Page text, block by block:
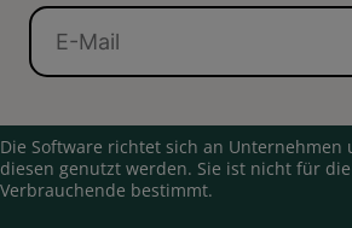
E-
Mail
Die Software richtet sich an Unternehmen
diesen genutzt werden. Sie ist nicht für
Verbrauchende bestimmt.